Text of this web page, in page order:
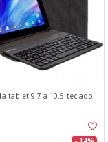
tablet 9.7 a 10.5 teclado